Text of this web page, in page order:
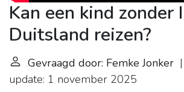
Kan een kind zonder
Duitsland reizen?
Gevraagd door: Femke Jonker
update: 1 november 2025